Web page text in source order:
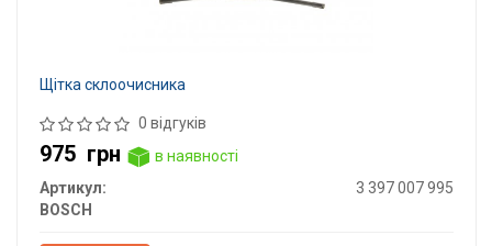
Щітка склоочисника
0 відгуків
975 грн
в наявності
Артикул:
3 397 007 995
BOSCH